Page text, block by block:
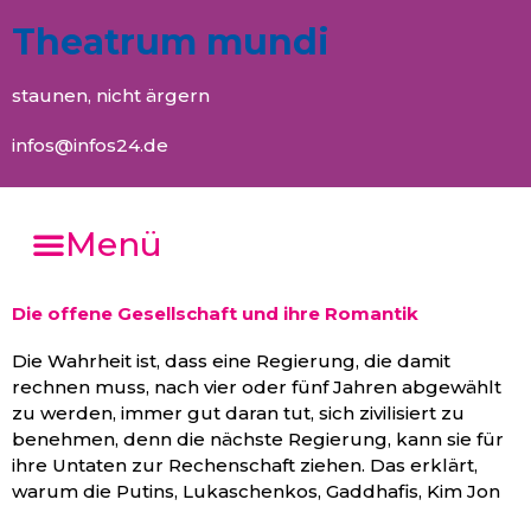
Theatrum mundi
staunen, nicht ärgern
infos@infos24.de
Menü
Die offene Gesellschaft und ihre Romantik
Die Wahrheit ist, dass eine Regierung, die damit
rechnen muss, nach vier oder fünf Jahren abgewählt
zu werden, immer gut daran tut, sich zivilisiert zu
benehmen, denn die nächste Regierung, kann sie für
ihre Untaten zur Rechenschaft ziehen. Das erklärt,
warum die Putins, Lukaschenkos, Gaddhafis, Kim Jon